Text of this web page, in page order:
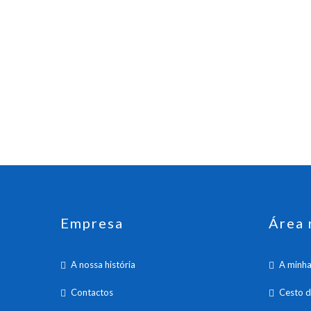
Empresa
A nossa história
Contactos
Área
A
Cesto